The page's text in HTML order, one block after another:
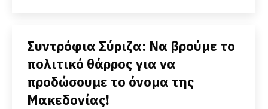
Συντρόφια Σύριζα: Να βρούμε το
πολιτικό θάρρος για να
προδώσουμε το όνομα της
Μακεδονίας!